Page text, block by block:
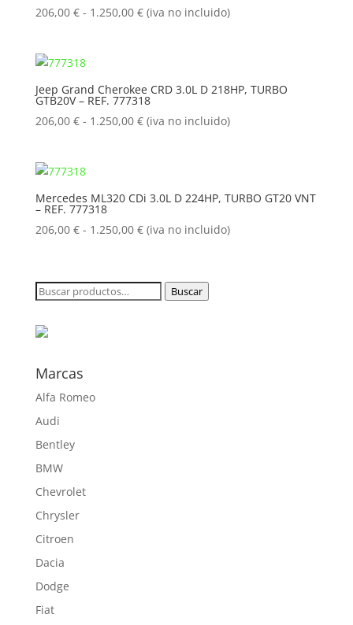
1.250,00 €
206,00 € - 1.250,00 €Rango
206,00 €
hasta
1.250,00 €
(iva no incluido)
Jeep Grand Cherokee CRD 3.0L D 218HP, TURBO
GTB20V – REF. 777318
206,00 € - 1.250,00 €Rango
206,00 €
1.250,00 €
(iva no incluido)
Mercedes ML320 CDi 3.0L D 224HP, TURBO GT20 VNT
– REF. 777318
206,00 € - 1.250,00 €Rango
desde
206,00 €
(iva no incluido)
Buscar
Buscar
Marcas
Alfa Romeo
Audi
Bentley
BMW
Chevrolet
Chrysler
Citroen
Dacia
Dodge
Fiat